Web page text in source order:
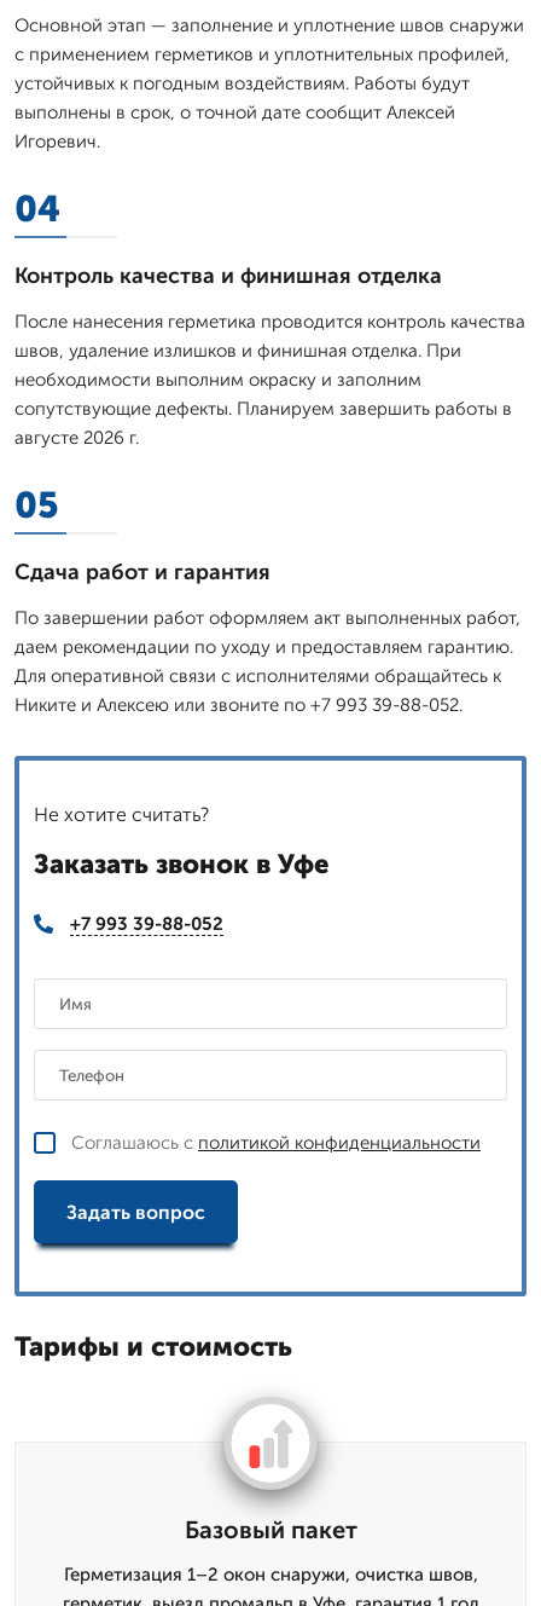
Основной этап — заполнение и уплотнение швов снаружи
с применением герметиков и уплотнительных профилей,
устойчивых к погодным воздействиям. Работы будут
выполнены в срок, о точной дате сообщит Алексей
Игоревич.
04
Контроль качества и финишная отделка
После нанесения герметика проводится контроль качества
швов, удаление излишков и финишная отделка. При
необходимости выполним окраску и заполним
сопутствующие дефекты. Планируем завершить работы в
августе 2026 г.
05
Сдача работ и гарантия
По завершении работ оформляем акт выполненных работ,
даем рекомендации по уходу и предоставляем гарантию.
Для оперативной связи с исполнителями обращайтесь к
Никите и Алексею или звоните по +7 993 39-88-052.
Не хотите считать?
Заказать звонок в Уфе
+7 993 39-88-052
Соглашаюсь с политикой конфиденциальности
Задать вопрос
Тарифы и стоимость
Базовый пакет
Герметизация 1–2 окон снаружи, очистка швов,